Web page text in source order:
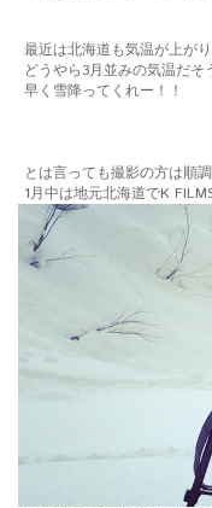
最近は北海道も気温が上がり
どうやら3月並みの気温だそ
早く雪降ってくれー！！
とは言っても撮影の方は順
1月中は地元北海道でK